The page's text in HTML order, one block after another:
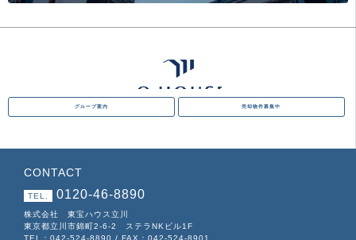
グループ案内 売却物件募集中
CONTACT
TEL. 0120-46-8890
株式会社 東宝ハウス立川
東京都立川市錦町2-6-2 ステラNKビル1F